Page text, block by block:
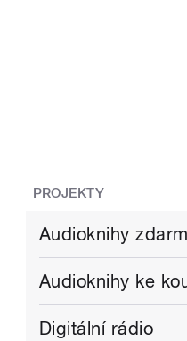
PROJEKTY
Audioknihy
Audioknihy ke
Digitální rádio